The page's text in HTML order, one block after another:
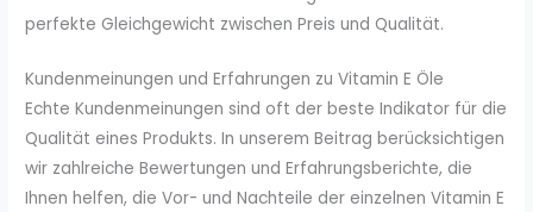
perfekte Gleichgewicht zwischen Preis und Qualität.
Kundenmeinungen und Erfahrungen zu Vitamin E Öle
Echte Kundenmeinungen sind oft der beste Indikator für die
Qualität eines Produkts. In unserem Beitrag berücksichtigen
wir zahlreiche Bewertungen und Erfahrungsberichte, die
Ihnen helfen, die Vor- und Nachteile der einzelnen Vitamin E